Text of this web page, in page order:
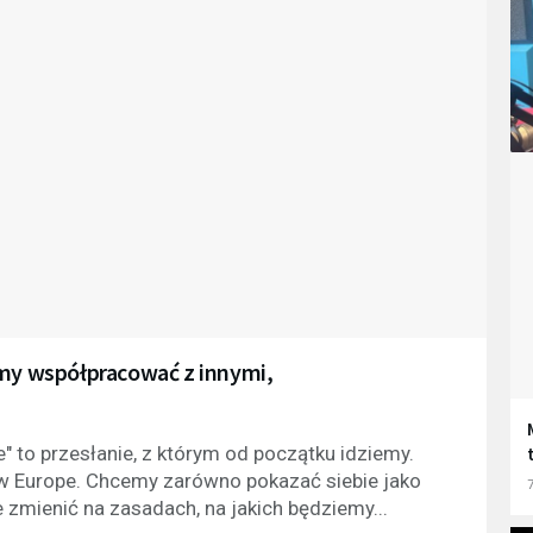
współpracować z innymi,
to przesłanie, z którym od początku idziemy.
Chcemy zarówno pokazać siebie jako
na zasadach, na jakich będziemy...